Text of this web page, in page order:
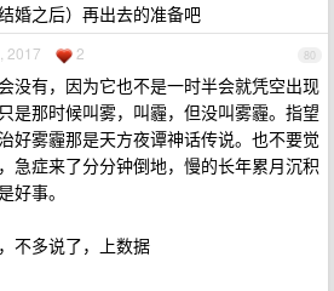
婚之后）再出去的准备吧
80
2017 2
没有，因为它也不是一时半会就凭空出现
是那时候叫雾，叫霾，但没叫雾霾。指望
好雾霾那是天方夜谭神话传说。也不要觉
急症来了分分钟倒地，慢的长年累月沉积
好事。
不多说了，上数据